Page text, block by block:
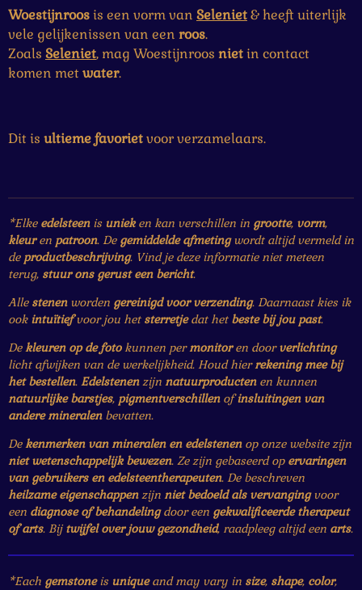
Woestijnroosis een vorm van Seleniet& heeft uiterlijk
vele gelijkenissen van een roos.
Zoals Seleniet, mag Woestijnroos nietin contact
komen met water.
Dit is ultiemefavorietvoor verzamelaars.
*Elke edelsteenis unieken kan verschillen in grootte, vorm,
kleuren patroon. De gemiddelde afmetingwordt altijd vermeld in
de productbeschrijving. Vind je deze informatie niet meteen
terug, stuur ons gerust een bericht.
Alle stenenworden gereinigd voor verzending. Daarnaast kies ik
ook intuïtiefvoor jou het sterretjedat het beste bij jou past.
Dekleuren op de fotokunnen permonitoren doorverlichting
licht afwijken van de werkelijkheid. Houd hierrekening mee bij
het bestellen. Edelstenenzijn natuurproductenen kunnen
natuurlijke barstjes, pigmentverschillenofinsluitingen van
andere mineralenbevatten.
Dekenmerken van mineralen en edelstenenop onze website zijn
niet wetenschappelijk bewezen. Ze zijn gebaseerd op ervaringen
van gebruikers en edelsteentherapeuten. De beschreven
heilzame eigenschappenzijn niet bedoeld als vervangingvoor
een diagnose of behandelingdoor een gekwalificeerde therapeut
of arts. Bijtwijfel over jouw gezondheid, raadpleeg altijd een arts.
*Each gemstoneis uniqueand may vary in size, shape, color,